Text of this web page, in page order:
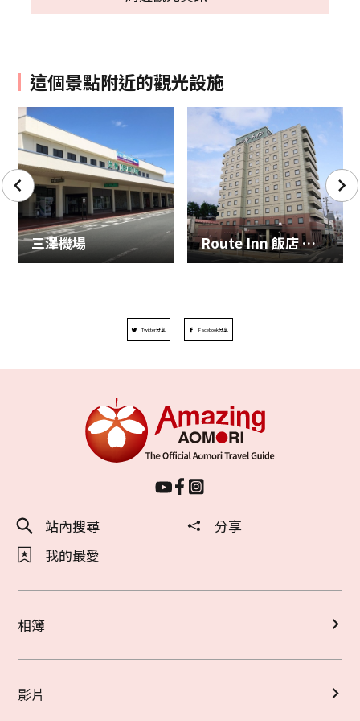
這個景點附近的觀光設施
三澤機場 Route Inn 飯店 三澤
Twitter分享 Facebook分享
站內搜尋
分享
我的最愛
相簿
影片